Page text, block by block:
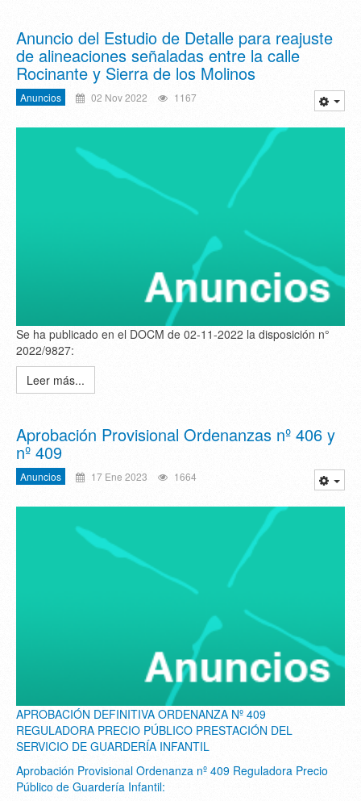
Anuncio del Estudio de Detalle para reajuste
de alineaciones señaladas entre la calle
Rocinante y Sierra de los Molinos
Anuncios 02 Nov 2022 1167
Se ha publicado en el DOCM de 02-11-2022 la disposición n°
2022/9827:
Leer más...
Aprobación Provisional Ordenanzas nº 406 y
nº 409
Anuncios 17 Ene 2023 1664
APROBACIÓN DEFINITIVA ORDENANZA Nº 409
REGULADORA PRECIO PÚBLICO PRESTACIÓN DEL
SERVICIO DE GUARDERÍA INFANTIL
Aprobación Provisional Ordenanza nº 409 Reguladora Precio
Público de Guardería Infantil: